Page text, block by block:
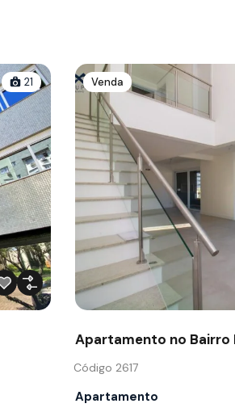
21 Venda
Apartamento no Bairro
Código 2617
Apartamento